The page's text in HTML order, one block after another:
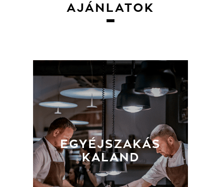
AJÁNLATOK
EGYÉJSZAKÁS
KALAND